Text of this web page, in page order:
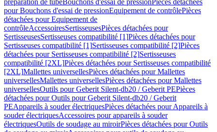
préparation de tubeBouchons d'essai de pressionPièces détachées
pour Bouchons d'essai de pressionEquipement de contrôlePièces
détachées pour Equipement de
contrôleAccessoiresSertisseusesPièces détachées pour
SertisseusesSertisseuses compatibilité [1]Pièces détachées pour
Sertisseuses compatibilité [1]Sertisseuses compatibilité [2]Pièces
détachées pour Sertisseuses compatibilité [2]Sertisseuses
compatibilité [2XL]Pièces détachées pour Sertisseuses compatibilité
[2XL]Mallettes universellesPièces détachées pour Mallettes
universellesMallettes universellesPièces détachées pour Mallettes
universellesOutils pour Geberit Silent-db20 / Geberit PEPièces
détachées pour Outils pour Geberit Silent-db20 / Geberit
PEAppareils à souder électriquesPièces détachées pour Appareils à
souder électriquesAccessoires pour appareils à souder
électriquesOutils de soudage au miroirPièces détachées pour Outils